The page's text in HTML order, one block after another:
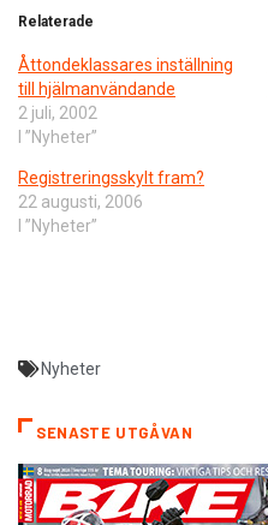
Relaterade
Åttondeklassares inställning
till hjälmanvändande
2 juli, 2002
I ”Nyheter”
Registreringsskylt fram?
22 augusti, 2006
I ”Nyheter”
Nyheter
SENASTE UTGÅVAN